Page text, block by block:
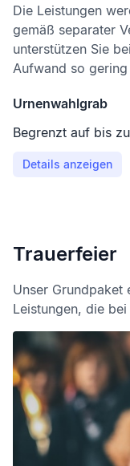
Die Leistungen
gemäß separater
unterstützen Sie
Aufwand so
Urnenwahlgrab
Begrenzt auf bis
Details anzeigen
Trauerfeier
Unser Grundpaket
Leistungen, die